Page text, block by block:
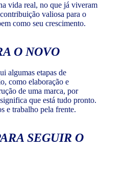
vida real, no que já viveram
valiosa para o
como seu crescimento.
O NOVO
algumas etapas de
como elaboração e
de uma marca, por
que está tudo pronto.
e trabalho pela frente.
SEGUIR O